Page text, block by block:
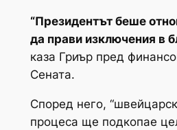
“Президентът беше
да прави изключения в
каза Гриър пред
Сената.
Според него,
процеса ще подкопае